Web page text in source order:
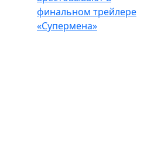
финальном трейлере
«Супермена»